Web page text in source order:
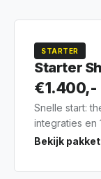
STARTER
Starter
€1.400,-
Snelle start:
integraties en
Bekijk pakket